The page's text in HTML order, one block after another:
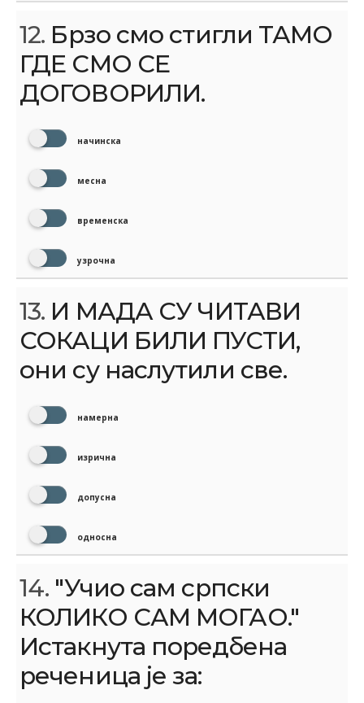
12. Брзо смо стигли ТАМО
ГДЕ СМО СЕ
ДОГОВОРИЛИ.
начинска
месна
временска
узрочна
13. И МАДА СУ ЧИТАВИ
СОКАЦИ БИЛИ ПУСТИ,
они су наслутили све.
намерна
изрична
допусна
односна
14. "Учио сам српски
КОЛИКО САМ МОГАО."
Истакнута поредбена
реченица је за: